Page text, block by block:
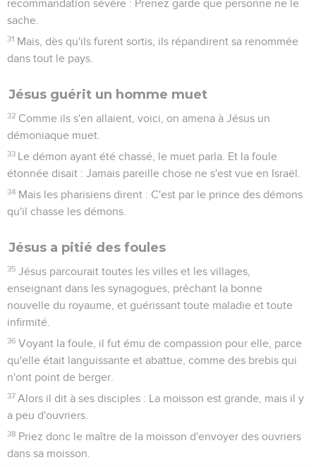
recommandation sévère : Prenez garde que personne ne le
sache.
31 Mais, dès qu'ils furent sortis, ils répandirent sa renommée
dans tout le pays.
Jésus guérit un homme muet
32 Comme ils s'en allaient, voici, on amena à Jésus un
démoniaque muet.
33 Le démon ayant été chassé, le muet parla. Et la foule
étonnée disait : Jamais pareille chose ne s'est vue en Israël.
34 Mais les pharisiens dirent : C'est par le prince des démons
qu'il chasse les démons.
Jésus a pitié des foules
35 Jésus parcourait toutes les villes et les villages,
enseignant dans les synagogues, prêchant la bonne
nouvelle du royaume, et guérissant toute maladie et toute
infirmité.
36 Voyant la foule, il fut ému de compassion pour elle, parce
qu'elle était languissante et abattue, comme des brebis qui
n'ont point de berger.
37 Alors il dit à ses disciples : La moisson est grande, mais il y
a peu d'ouvriers.
38 Priez donc le maître de la moisson d'envoyer des ouvriers
dans sa moisson.